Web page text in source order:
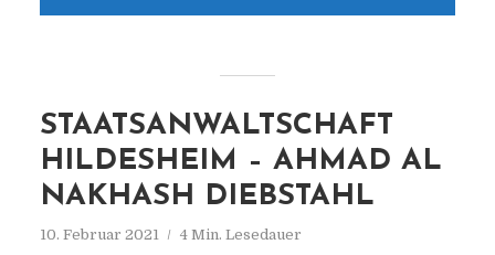
STAATSANWALTSCHAFT
HILDESHEIM – AHMAD AL
NAKHASH DIEBSTAHL
10. Februar 2021 4 Min. Lesedauer